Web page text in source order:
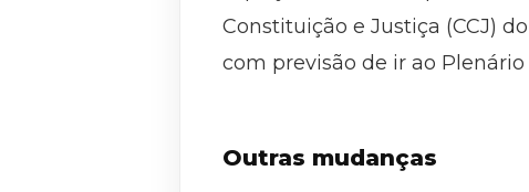
Constituição e Justiça (CCJ)
com previsão de ir ao
Outras mudanças